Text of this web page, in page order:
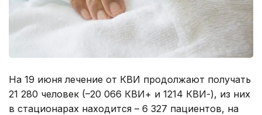
На 19 июня лечение от КВИ продолжают получать
21 280 человек (–20 066 КВИ+ и 1214 КВИ-), из них
в стационарах находится – 6 327 пациентов, на